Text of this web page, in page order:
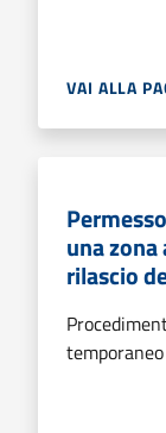
VAI ALLA
una
rilascio
temporaneo